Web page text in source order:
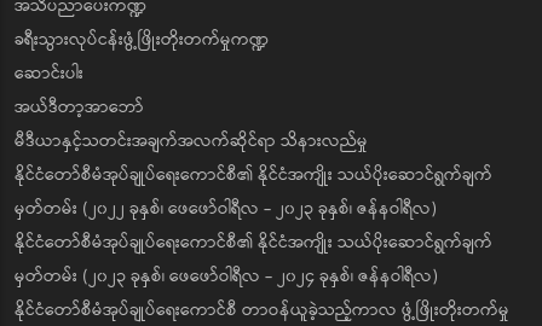
အသိပညာပေးကဏ္ဍ
ခရီးသွားလုပ်ငန်းဖွံ့ဖြိုးတိုးတက်မှုကဏ္ဍ
ဆောင်းပါး
အယ်ဒီတာ့အာဘော်
မီဒီယာနှင့်သတင်းအချက်အလက်ဆိုင်ရာ သိနားလည်မှု
နိုင်ငံတော်စီမံအုပ်ချုပ်ရေးကောင်စီ၏ နိုင်ငံအကျိုး သယ်ပိုးဆောင်ရွက်ချက်
မှတ်တမ်း (၂၀၂၂ ခုနှစ်၊ ဖေဖော်ဝါရီလ - ၂၀၂၃ ခုနှစ်၊ ဇန်နဝါရီလ)
နိုင်ငံတော်စီမံအုပ်ချုပ်ရေးကောင်စီ၏ နိုင်ငံအကျိုး သယ်ပိုးဆောင်ရွက်ချက်
မှတ်တမ်း (၂၀၂၃ ခုနှစ်၊ ဖေဖော်ဝါရီလ - ၂၀၂၄ ခုနှစ်၊ ဇန်နဝါရီလ)
နိုင်ငံတော်စီမံအုပ်ချုပ်ရေးကောင်စီ တာဝန်ယူခဲ့သည့်ကာလ ဖွံ့ဖြိုးတိုးတက်မှု